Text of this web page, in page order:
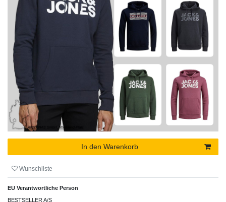
In den Warenkorb
Wunschliste
EU Verantwortliche Person
BESTSELLER A/S